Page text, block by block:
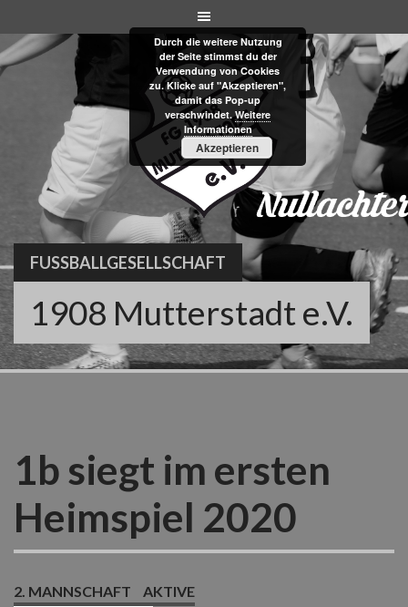
to
content
FUSSBALLGESELLSCHAFT
1908 Mutterstadt e.V.
1b siegt im ersten
Heimspiel 2020
2. MANNSCHAFT AKTIVE
Durch die weitere Nutzung
der Seite stimmst du der
Verwendung von Cookies
zu. Klicke auf "Akzeptieren",
damit das Pop-up
verschwindet.Weitere
Informationen
Akzeptieren